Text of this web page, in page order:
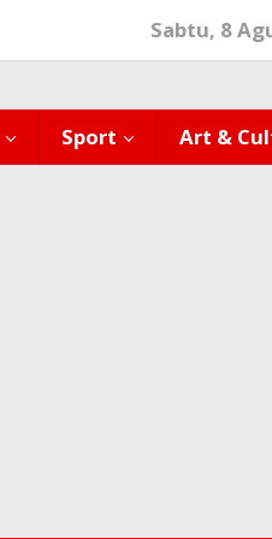
Sabtu, 8
Sport Art &